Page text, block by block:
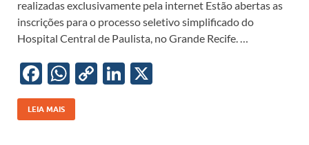
b
o
o
k
s
A
p
p
y
Li
n
k
e
dI
n
realizadas exclusivamente pela internet Estão abertas as
inscrições para o processo seletivo simplificado do
Hospital Central de Paulista, no Grande Recife. …
F
ac
e
W
h
at
C
Li
LEIA MAIS